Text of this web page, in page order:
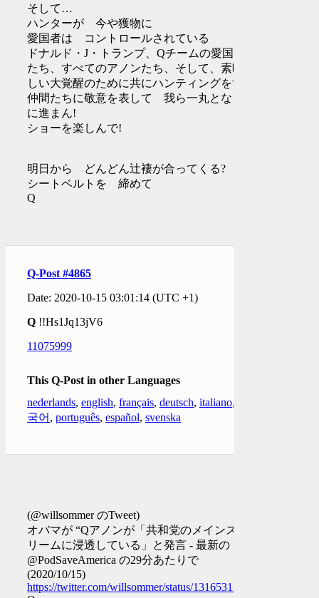
そして…
ハンターが 今や獲物に
愛国者は コントロールされている
ドナルド・J・トランプ、Qチームの愛国者
たち、すべてのアノンたち、そして、素晴ら
しい大覚醒のために共にハンティングをする
仲間たちに敬意を表して 我ら一丸となり共
に進まん!
ショーを楽しんで!
明日から どんどん辻褄が合ってくる?
シートベルトを 締めて
Q
Q-Post #4865
Date: 2020-10-15 03:01:14 (UTC +1)
Q !!Hs1Jq13jV6
11075999
This Q-Post in other Languages
nederlands, english, français, deutsch, italiano,
국어 , português, español, svenska
(@willsommer のTweet)
オバマが “Qアノンが「共和党のメインスト
リームに浸透している」と発言 - 最新の
@PodSaveAmerica の29分あたりで
(2020/10/15)
https://twitter.com/willsommer/status/1316531307355295745